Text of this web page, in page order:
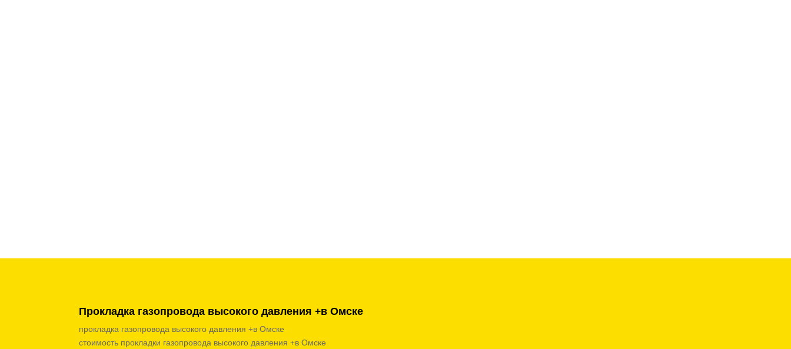
Прокладка газопровода высокого давления +в Омске
прокладка газопровода высокого давления +в Омске
стоимость прокладки газопровода высокого давления +в Омске